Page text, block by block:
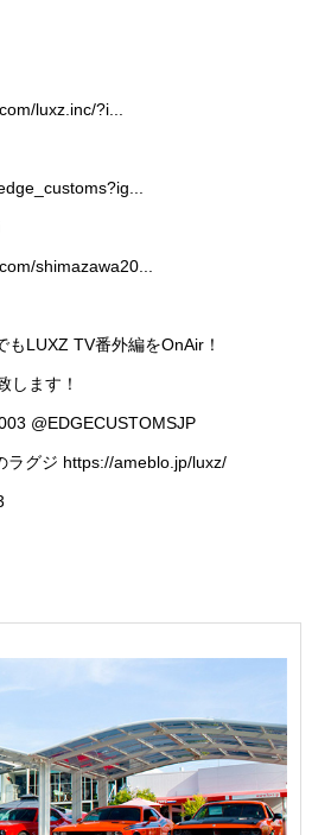
luxz.inc/?i...
shimazawa20...
LUXZ TV番外編をOnAir！
します！
@EDGECUSTOMSJP
ラグジ https://ameblo.jp/luxz/